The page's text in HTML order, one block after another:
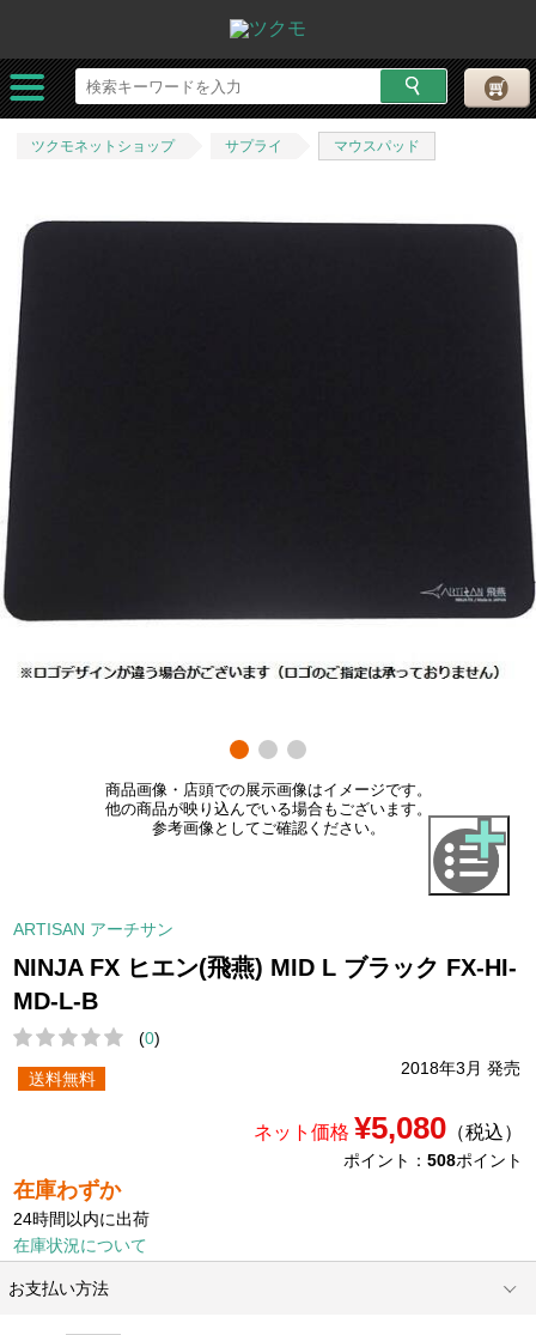
ツクモネットショップ サプライ マウスパッド
商品画像・店頭での展示画像はイメージです。
他の商品が映り込んでいる場合もございます。
参考画像としてご確認ください。
ARTISAN アーチサン
NINJA FX ヒエン(飛燕) MID L ブラック FX-HI-
MD-L-B
(0)
2018年3月 発売
送料無料
ネット価格 ¥5,080（税込）
ポイント： 508ポイント
在庫わずか
24時間以内に出荷
在庫状況について
お支払い方法